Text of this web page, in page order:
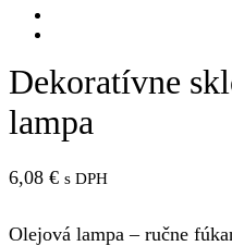
Dekoratívne
lampa
6,08 € s DPH
Olejová lampa – ručne